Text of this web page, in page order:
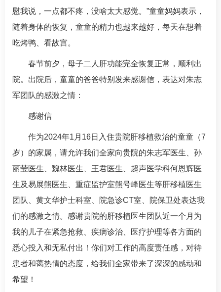
慰我说，一点都不疼，没啥太大感觉。”童童妈妈表示，
随着身体的恢复，童童的精力也越来越好，每天在想着
吃烤鸭、看故宫。
春节前夕，母子二人肝功能完全恢复正常，顺利出
院。出院后，童童的爸爸特别发来感谢信，表达对朱志
军团队的感激之情：
感谢信
作为2024年1月16日入住贵院肝移植救治的童童（7
岁）的家属，请允许我们全家向贵院的朱志军医生、 孙
丽莹医生、 魏林医生、王君医生、超声医学科何恩辉医
生及易展熊医生、重症监护室熊号峰医生等肝移植医生
团队、黄文华护士科室、院急诊CT室、院保卫处表达我
们的感激之情。感谢贵院的肝移植医生团队近一个月为
我的儿子在紧急抢救、疾病诊治、医疗护理等各方面的
悉心投入和无私付出！你们对工作的高度责任感，对待
患者和蔼热情的态度，给我们全家带来了深深的感动和
希望！